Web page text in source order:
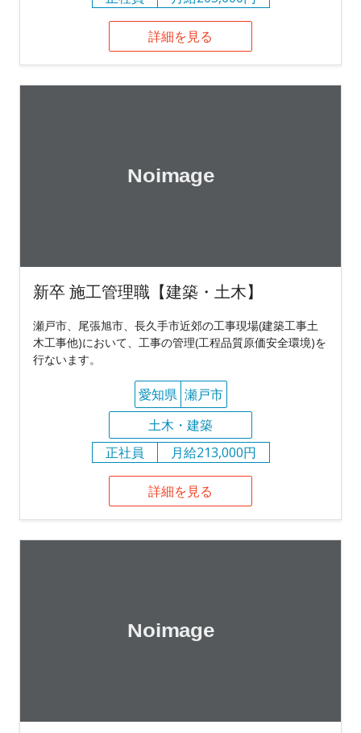
詳細を見る
新卒 施工管理職【建築・土木】
瀬戸市、尾張旭市、長久手市近郊の工事現場(建築工事土
木工事他)において、工事の管理(工程品質原価安全環境)を
行ないます。
愛知県 瀬戸市
土木・建築
正社員
月給213,000円
詳細を見る